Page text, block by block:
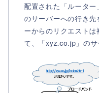
配置された「ルータ
のサーバーへの行き
ーからのリクエスト
て、「xyz.co.jp」のサ